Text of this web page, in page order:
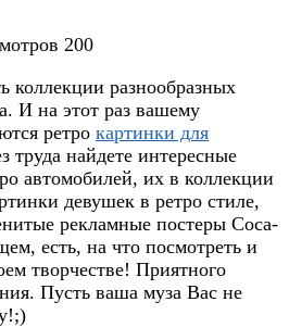
200
коллекции разнообразных
И на этот раз вашему
ретро картинки для
труда найдете интересные
автомобилей, их в коллекции
девушек в ретро стиле,
рекламные постеры Coca-
есть, на что посмотреть и
творчестве! Приятного
Пусть ваша муза Вас не